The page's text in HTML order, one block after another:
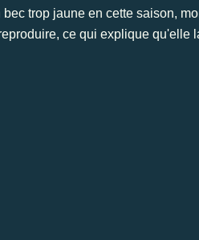
bec trop jaune en cette saison,
ce qui explique qu'elle